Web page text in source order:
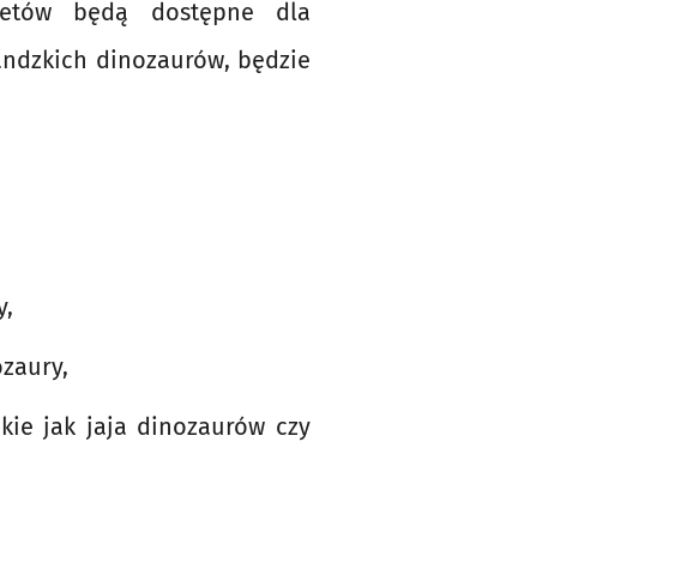
będą dostępne dla
dinozaurów, będzie
jak jaja dinozaurów czy